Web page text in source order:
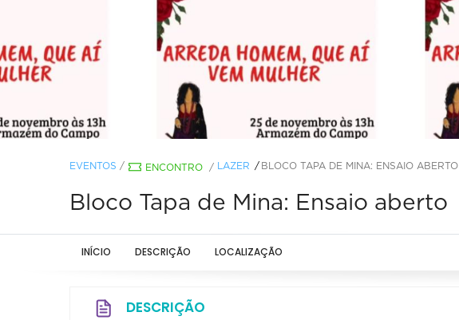
EVENTOS / ENCONTRO / LAZER BLOCO TAPA DE MINA: ENSAIO ABERTO
Bloco Tapa de Mina: Ensaio aberto
INÍCIO DESCRIÇÃO LOCALIZAÇÃO
DESCRIÇÃO